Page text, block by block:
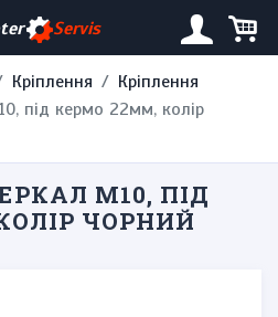
Servis
Кріплення
Кріплення
під кермо 22мм, колір
M10, ПІД
ЧОРНИЙ